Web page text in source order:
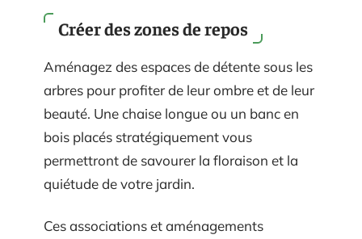
Créer des zones de repos
Aménagez des espaces de détente sous les
arbres pour profiter de leur ombre et de leur
beauté. Une chaise longue ou un banc en
bois placés stratégiquement vous
permettront de savourer la floraison et la
quiétude de votre jardin.
Ces associations et aménagements